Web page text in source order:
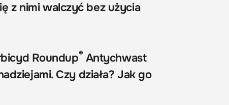
z nimi walczyć bez użycia
Roundup® Antychwast
Czy działa? Jak go